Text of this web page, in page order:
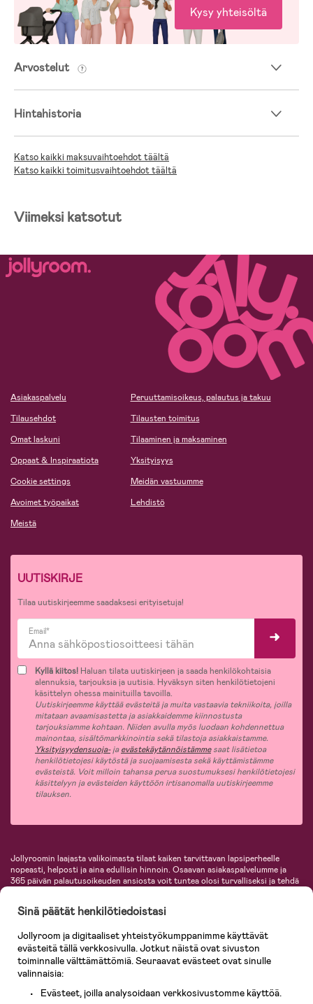
Kysy yhteisöltä
Arvostelut
Hintahistoria
Katso kaikki maksuvaihtoehdot täältä
Katso kaikki toimitusvaihtoehdot täältä
Viimeksi katsotut
Asiakaspalvelu
Tilausehdot
Omat laskuni
Oppaat & Inspiraatiota
Cookie settings
Avoimet työpaikat
Meistä
Peruuttamisoikeus, palautus ja takuu
Tilausten toimitus
Tilaaminen ja maksaminen
Yksityisyys
Meidän vastuumme
Lehdistö
UUTISKIRJE
Tilaa uutiskirjeemme saadaksesi erityisetuja!
Email*
Kyllä kiitos! Haluan tilata uutiskirjeen ja saada henkilökohtaisia
alennuksia, tarjouksia ja uutisia. Hyväksyn siten henkilötietojeni
käsittelyn ohessa mainituilla tavoilla.
Uutiskirjeemme käyttää evästeitä ja muita vastaavia tekniikoita, joilla
mitataan avaamisastetta ja asiakkaidemme kiinnostusta
tarjouksiamme kohtaan. Niiden avulla myös luodaan kohdennettua
mainontaa, sisältömarkkinointia sekä tilastoja asiakkaistamme.
Yksityisyydensuoja-jaevästekäytännöistämmesaat lisätietoa
henkilötietojesi käytöstä ja suojaamisesta sekä käyttämistämme
evästeistä. Voit milloin tahansa perua suostumuksesi henkilötietojesi
käsittelyyn ja evästeiden käyttöön irtisanomalla uutiskirjeemme
tilauksen.
Jollyroomin laajasta valikoimasta tilaat kaiken tarvittavan lapsiperheelle
nopeasti, helposti ja aina edullisin hinnoin. Osaavan asiakaspalvelumme ja
365 päivän palautusoikeuden ansiosta voit tuntea olosi turvalliseksi ja tehdä
lastentarvikkeita sekä paljon muuta. Meiltä löydät lukuisia tunnettuja
KidKraft, Ergobaby, Philips Avent, Neonate, Cybex, LEGO ja monia muita!
Tervetuloa shoppailemaan Pohjoismaiden suurimpaan lastentarvikkeiden
verkkokauppaan!
Sinä päätät henkilötiedoistasi
Jollyroom ja digitaaliset yhteistyökumppanimme käyttävät
evästeitä tällä verkkosivulla. Jotkut näistä ovat sivuston
toiminnalle välttämättömiä. Seuraavat evästeet ovat sinulle
valinnaisia:
Evästeet, joilla analysoidaan verkkosivustomme käyttöä.